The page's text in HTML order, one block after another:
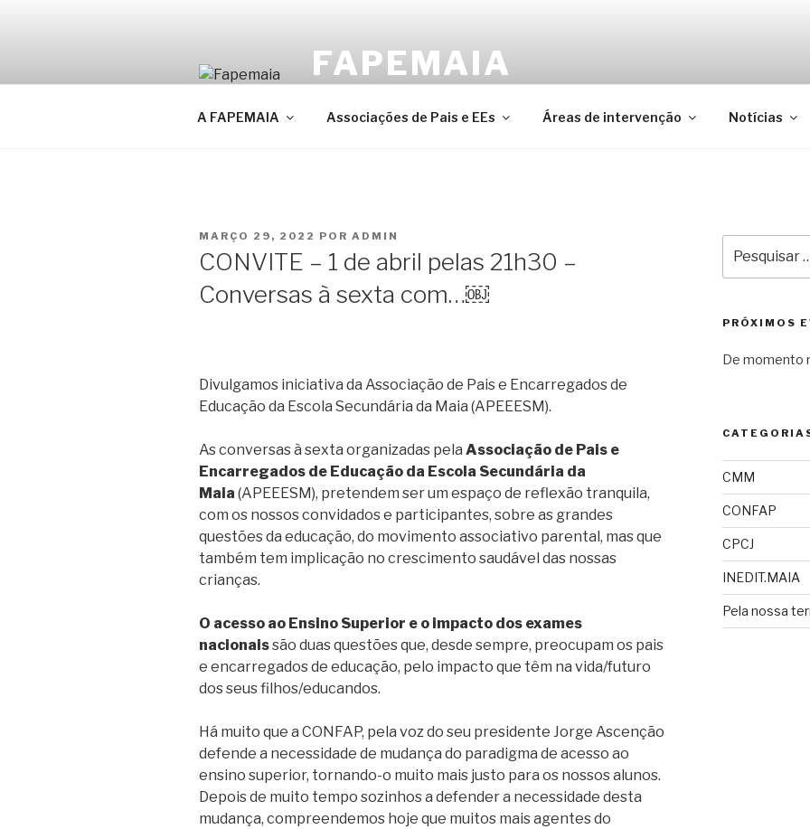
FAPEMAIA
A FAPEMAIA Associações de Pais e EEs Áreas de intervenção Notícias
PUBLICADO
MARÇO 29, 2022 POR ADMIN
CONVITE – 1 de abril pelas 21h30 –
Conversas à sexta com…￼
Divulgamos iniciativa da Associação de Pais e Encarregados de
Educação da Escola Secundária da Maia (APEEESM).
As conversas à sexta organizadas pela Associação de Pais e
Encarregados de Educação da Escola Secundária da
Maia (APEEESM), pretendem ser um espaço de reflexão tranquila,
com os nossos convidados e participantes, sobre as grandes
questões da educação, do movimento associativo parental, mas que
também tem implicação no crescimento saudável das nossas
crianças.
O acesso ao Ensino Superior e o impacto dos exames
nacionaissão duas questões que, desde sempre, preocupam os pais
e encarregados de educação, pelo impacto que têm na vida/futuro
dos seus filhos/educandos.
Há muito que a CONFAP, pela voz do seu presidente Jorge Ascenção
defende a necessidade de mudança do paradigma de acesso ao
ensino superior, tornando-o muito mais justo para os nossos alunos.
Depois de muito tempo sozinhos a defender a necessidade desta
mudança, compreendemos hoje que muitos mais agentes do
por:
PRÓXIMOS
De momento
CMM
CONFAP
CPCJ
INEDIT.MAIA
Pela nossa